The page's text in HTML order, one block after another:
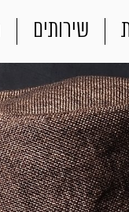
שירותים